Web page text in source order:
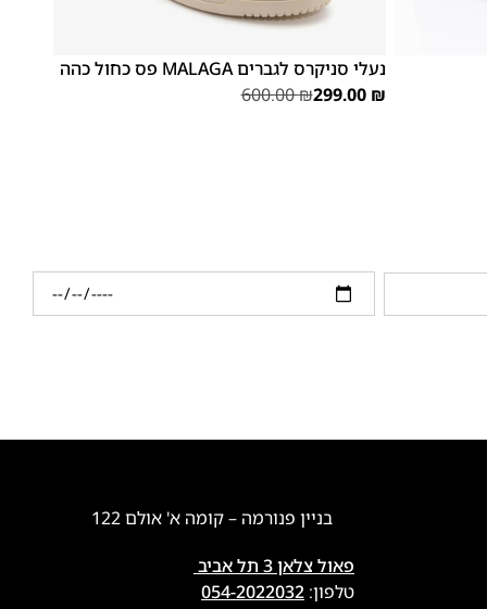
נעלי סניקרס לגברים MALAGA פס כחול כהה
600.00₪299.00 ₪
בניין פנורמה – קומה א' אולם 122
פאול צלאן 3 תל אביב
טלפון: 054-2022032